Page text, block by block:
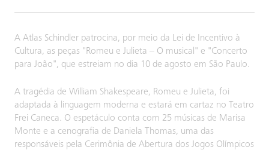
A Atlas Schindler patrocina, por meio da Lei de Incentivo à
Cultura, as peças "Romeu e Julieta – O musical" e "Concerto
para João", que estreiam no dia 10 de agosto em São Paulo.
A tragédia de William Shakespeare, Romeu e Julieta, foi
adaptada à linguagem moderna e estará em cartaz no Teatro
Frei Caneca. O espetáculo conta com 25 músicas de Marisa
Monte e a cenografia de Daniela Thomas, uma das
responsáveis pela Cerimônia de Abertura dos Jogos Olímpicos